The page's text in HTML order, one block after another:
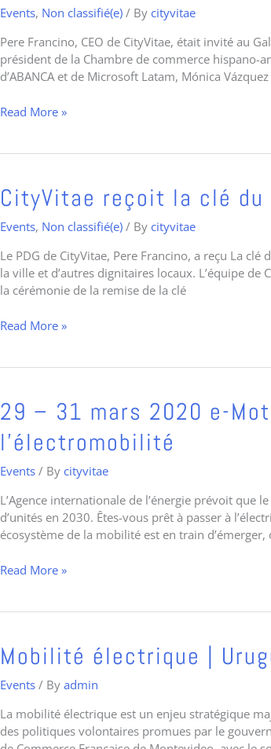
Events, Non classifié(e) / By cityvitae
Pere Francino, CEO de CityVitae, était invité au
président de la Chambre de commerce hispano-
d’ABANCA et de Microsoft Latam, Mónica
Commerce
Hispano-
Américaine
de
et
la
du
Gala
de
39ième
anniversaire
Read More »
CityVitae reçoit la clé du
Events, Non classifié(e) / By cityvitae
Le PDG de CityVitae, Pere Francino, a reçu La
la ville et d’autres dignitaires locaux. L’équipe de
la cérémonie de la remise de la clé
CityVitae
reçoit
la
du
comté
de
Dade.
Read More »
29 – 31 mars 2020 e-
l’électromobilité
Events / By cityvitae
L’Agence internationale de l’énergie prévoit
d’unités en 2030. Êtes-vous prêt à passer à
écosystème de la mobilité est en train
29
–
31
2020
Motion
Miami
:
présent
l’avenir
l’électromobilité
Read More »
Mobilité électrique |
Events / By admin
La mobilité électrique est un enjeu stratégique
des politiques volontaires promues par le
Mobilité
électrique
|